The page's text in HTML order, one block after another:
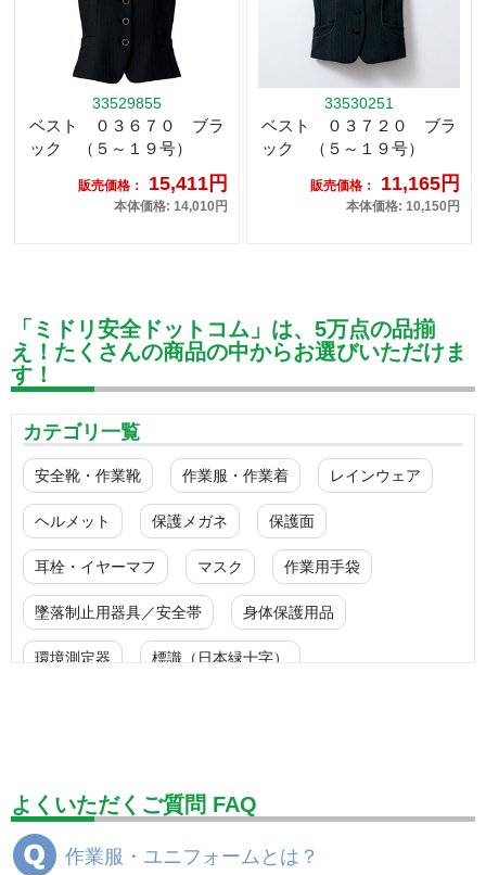
33529855
ベスト ０３６７０ ブラ
ック （５～１９号）
販売価格： 15,411円
本体価格: 14,010円
33530251
ベスト ０３７２０ ブラ
ック （５～１９号）
販売価格： 11,165円
本体価格: 10,150円
「ミドリ安全ドットコム」は、5万点の品揃
え！たくさんの商品の中からお選びいただけま
す！
カテゴリ一覧
安全靴・作業靴 作業服・作業着 レインウェア
ヘルメット 保護メガネ 保護面
耳栓・イヤーマフ マスク 作業用手袋
墜落制止用器具／安全帯 身体保護用品
環境測定器 標識（日本緑十字）
設備用品・作業補助用品 工事作業用品
分煙対策機器
よくいただくご質問 FAQ
作業服・ユニフォームとは？